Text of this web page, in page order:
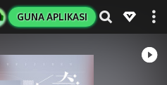
GUNA APLIKASI